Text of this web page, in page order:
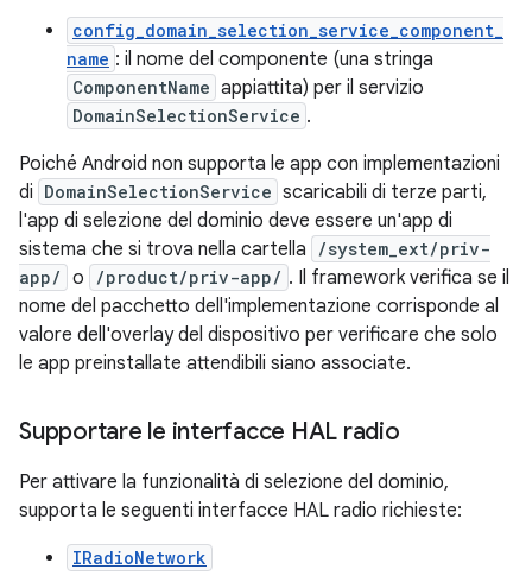
config_domain_selection_service_component_
name : il nome del componente (una stringa
ComponentName appiattita) per il servizio
DomainSelectionService .
Poiché Android non supporta le app con implementazioni
di DomainSelectionService scaricabili di terze parti,
l'app di selezione del dominio deve essere un'app di
sistema che si trova nella cartella
/system_ext/priv-
app/ o /product/priv-app/ . Il framework verifica se il
nome del pacchetto dell'implementazione corrisponde al
valore dell'overlay del dispositivo per verificare che solo
le app preinstallate attendibili siano associate.
Supportare le interfacce HAL radio
Per attivare la funzionalità di selezione del dominio,
supporta le seguenti interfacce HAL radio richieste:
IRadioNetwork